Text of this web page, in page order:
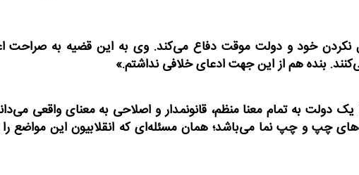
نکردن خود و دولت موقت دفاع می‌کند. وی به این قضیه به صراحت
بنده هم از این جهت ادعای خلافی نداشتم.»
دولت به تمام معنا منظم، قانونمدار و اصلاحی به معنای واقعی
چپ و چپ نما می‌باشد؛ همان مسئله‌ای که انقلابیون این مواضع